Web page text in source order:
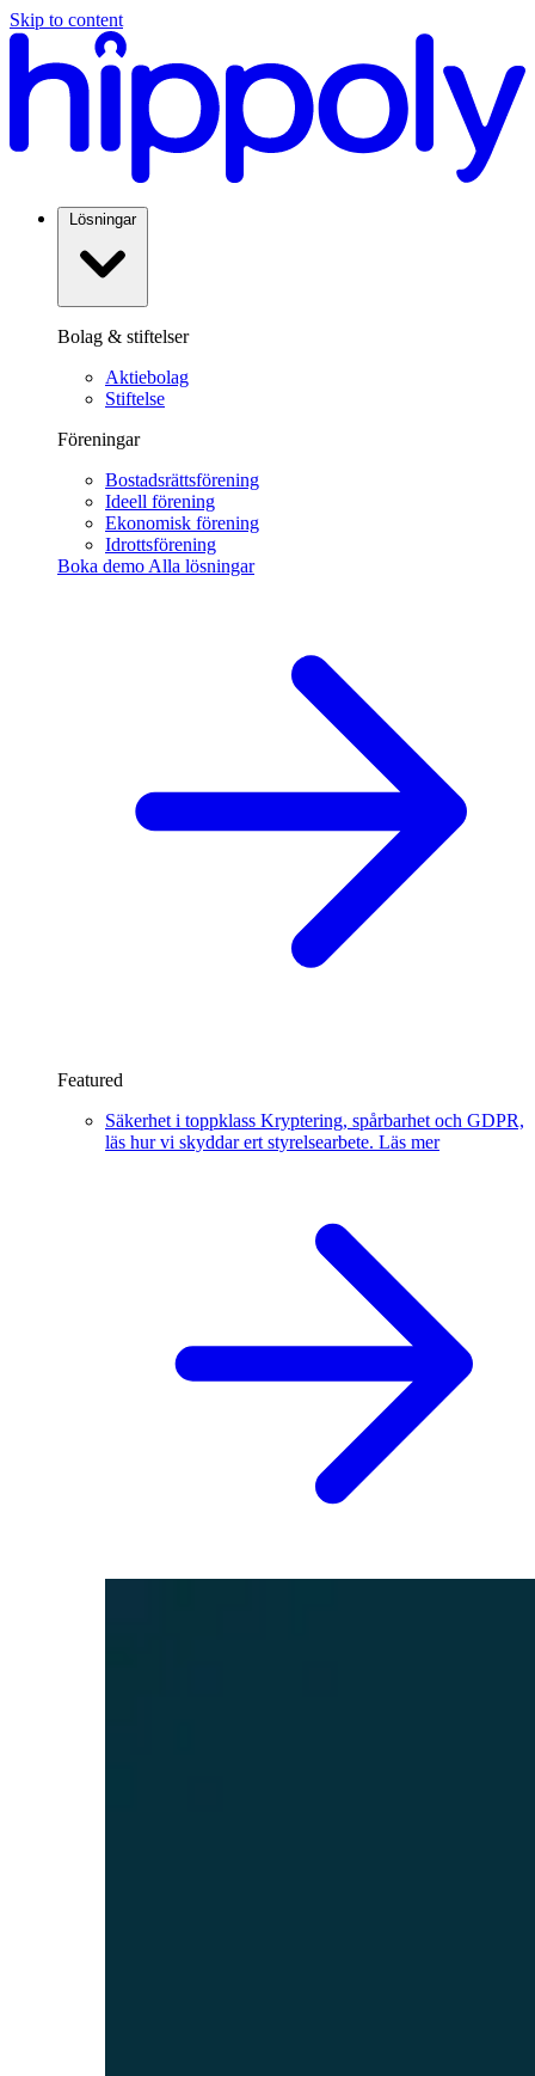
Skip to content
Lösningar
Bolag & stiftelser
Aktiebolag
Stiftelse
Föreningar
Bostadsrättsförening
Ideell förening
Ekonomisk förening
Idrottsförening
Boka demo Alla lösningar
Featured
Säkerhet i toppklass Kryptering, spårbarhet och GDPR,
läs hur vi skyddar ert styrelsearbete. Läs mer